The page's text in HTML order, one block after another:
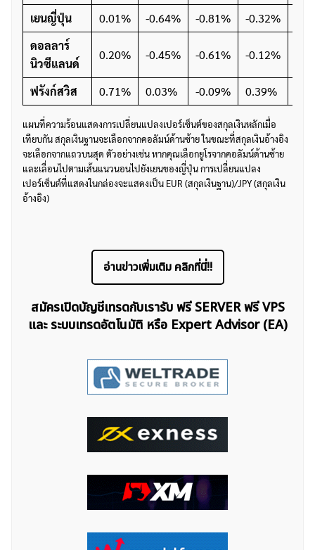
เยนญี่ปุ่น 0.01% -0.64% -0.81% -0.32%
ดอลลาร์
นิวซีแลนด์
0.20% -0.45% -0.61% -0.12%
ฟรังก์สวิส 0.71% 0.03% -0.09% 0.39%
แผนที่ความร้อนแสดงการเปลี่ยนแปลงเปอร์เซ็นต์ของสกุลเงินหลักเมื่อ
เทียบกัน สกุลเงินฐานจะเลือกจากคอลัมน์ด้านซ้าย ในขณะที่สกุลเงินอ้างอิง
จะเลือกจากแถวบนสุด ตัวอย่างเช่น หากคุณเลือกยูโรจากคอลัมน์ด้านซ้าย
และเลื่อนไปตามเส้นแนวนอนไปยังเยนของญี่ปุ่น การเปลี่ยนแปลง
เปอร์เซ็นต์ที่แสดงในกล่องจะแสดงเป็น EUR (สกุลเงินฐาน)/JPY (สกุลเงิน
อ้างอิง)
อ่านข่าวเพิ่มเติม คลิกที่นี่!!
สมัครเปิดบัญชีเทรดกับเรารับ ฟรี SERVER ฟรี VPS
และ ระบบเทรดอัตโนมัติ หรือ Expert Advisor (EA)